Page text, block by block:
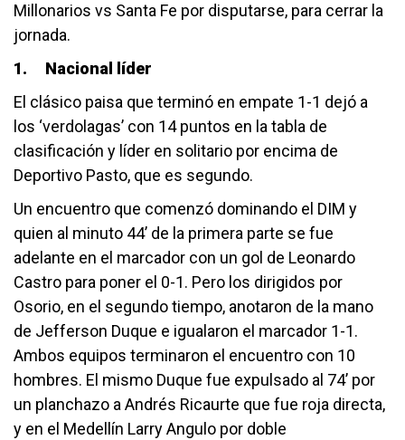
Millonarios vs Santa Fe por disputarse, para cerrar la
jornada.
1. Nacional líder
El clásico paisa que terminó en empate 1-1 dejó a
los ‘verdolagas’ con 14 puntos en la tabla de
clasificación y líder en solitario por encima de
Deportivo Pasto, que es segundo.
Un encuentro que comenzó dominando el DIM y
quien al minuto 44’ de la primera parte se fue
adelante en el marcador con un gol de Leonardo
Castro para poner el 0-1. Pero los dirigidos por
Osorio, en el segundo tiempo, anotaron de la mano
de Jefferson Duque e igualaron el marcador 1-1.
Ambos equipos terminaron el encuentro con 10
hombres. El mismo Duque fue expulsado al 74’ por
un planchazo a Andrés Ricaurte que fue roja directa,
y en el Medellín Larry Angulo por doble